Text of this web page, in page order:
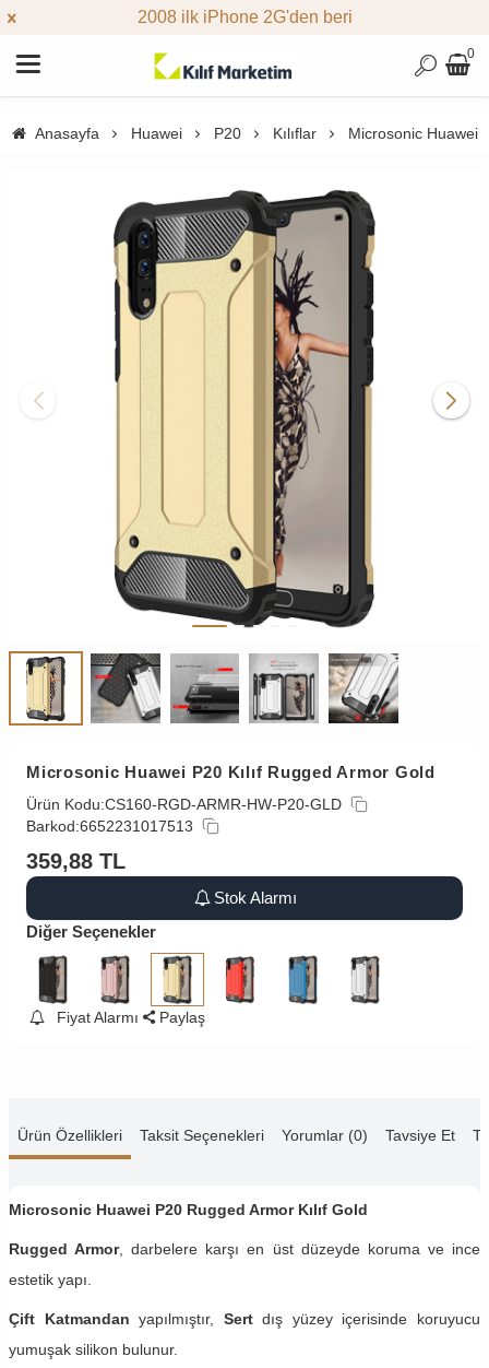
2008 ilk iPhone 2G'den beri
0
Anasayfa Huawei P20 Kılıflar Microsonic Huawei
Microsonic Huawei P20 Kılıf Rugged Armor Gold
Ürün Kodu:CS160-RGD-ARMR-HW-P20-GLD
Barkod:6652231017513
359,88 TL
Stok Alarmı
Diğer Seçenekler
Fiyat Alarmı Paylaş
Ürün Özellikleri Taksit Seçenekleri Yorumlar (0) Tavsiye Et
Microsonic Huawei P20 Rugged Armor Kılıf Gold
Rugged Armor, darbelere karşı en üst düzeyde koruma ve ince
estetik yapı.
Çift Katmandan yapılmıştır, Sertdış yüzey içerisinde koruyucu
yumuşak silikon bulunur.